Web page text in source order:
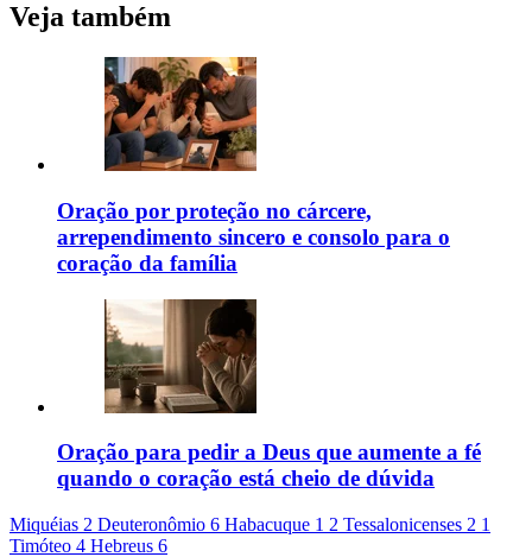
Veja também
Oração por proteção no cárcere,
arrependimento sincero e consolo para o
coração da família
Oração para pedir a Deus que aumente a fé
quando o coração está cheio de dúvida
Miquéias 2 Deuteronômio 6 Habacuque 1 2 Tessalonicenses 2 1
Timóteo 4 Hebreus 6